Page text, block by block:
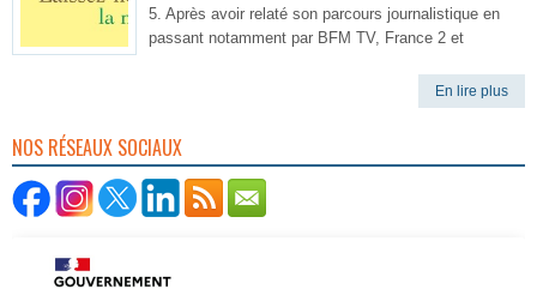
5. Après avoir relaté son parcours journalistique en
passant notamment par BFM TV, France 2 et
En lire plus
NOS RÉSEAUX SOCIAUX